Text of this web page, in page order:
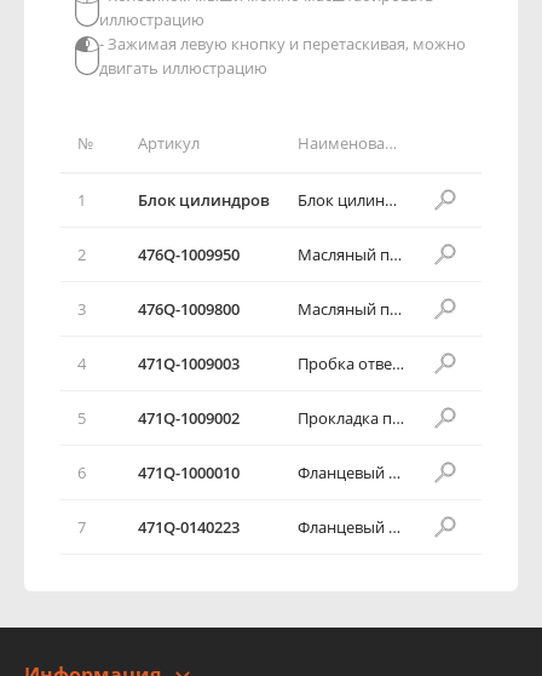
№ Артикул Наименование детали
1 Блок цилиндров Блок цилиндров в сборе
2 476Q-1009950 Масляный поддон в сборе
3 476Q-1009800 Масляный поддон
4 471Q-1009003 Пробка отверстия для спуска масла
5 471Q-1009002 Прокладка пробки отверстия для спуска масла
6 471Q-1000010 Фланцевый болт
7 471Q-0140223 Фланцевый болт
иллюстрацию
- Зажимая левую кнопку и перетаскивая, можно
двигать иллюстрацию